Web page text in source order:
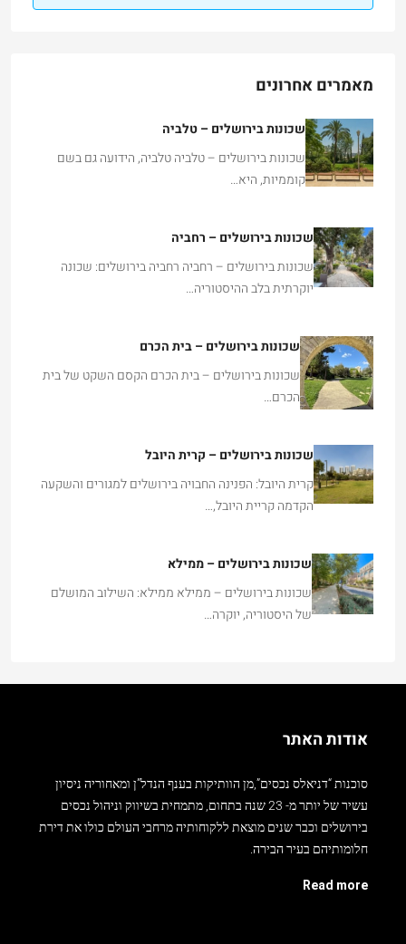
מאמרים אחרונים
שכונות בירושלים – טלביה
שכונות בירושלים – טלביה טלביה, הידועה גם בשם
קוממיות, היא…
שכונות בירושלים – רחביה
שכונות בירושלים – רחביה רחביה בירושלים: שכונה
יוקרתית בלב ההיסטוריה…
שכונות בירושלים – בית הכרם
שכונות בירושלים – בית הכרם הקסם השקט של בית
הכרם…
שכונות בירושלים – קרית היובל
קרית היובל: הפנינה החבויה בירושלים למגורים והשקעה
הקדמה קריית היובל,…
שכונות בירושלים – ממילא
שכונות בירושלים – ממילא ממילא: השילוב המושלם
של היסטוריה, יוקרה…
אודות האתר
סוכנות “דניאלס נכסים”,מן הוותיקות בענף הנדל”ן ומאחוריה ניסיון
עשיר של יותר מ- 23 שנה בתחום, מתמחית בשיווק וניהול נכסים
בירושלים וכבר שנים מוצאת ללקוחותיה מרחבי העולם כולו את דירת
חלומותיהם בעיר הבירה.
Read more